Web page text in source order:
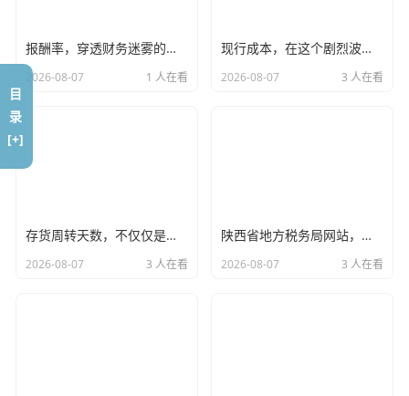
生活实例解读：面馆的银行账户里多了80万（借方登记资产
增加），这笔钱是老王投进来的（贷方登记权益增加），这
这笔钱是负债,是要还的。
报酬率，穿透财务迷雾的底层逻辑与人生智慧
2026-08-07 1 人在看
现行成本，在这个剧烈波动的时代，别让历史成本蒙蔽了你的双眼
2026-08-07 3 人在看
存货周转天数，不仅仅是数字，更是企业的心跳频率
2026-08-07 3 人在看
陕西省地方税务局网站，从跑断腿到指尖办，一位老会计眼中的税务数字化变迁
2026-08-07 3 人在看
目
录
[+]